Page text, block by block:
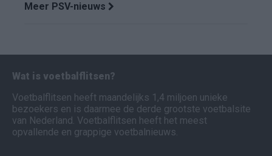
Meer PSV-nieuws
Wat is voetbalflitsen?
Voetbalflitsen heeft maandelijks 1,4 miljoen unieke
bezoekers en is daarmee de derde grootste voetbalsite
van Nederland. Voetbalflitsen heeft het meest
opvallende en grappige voetbalnieuws.